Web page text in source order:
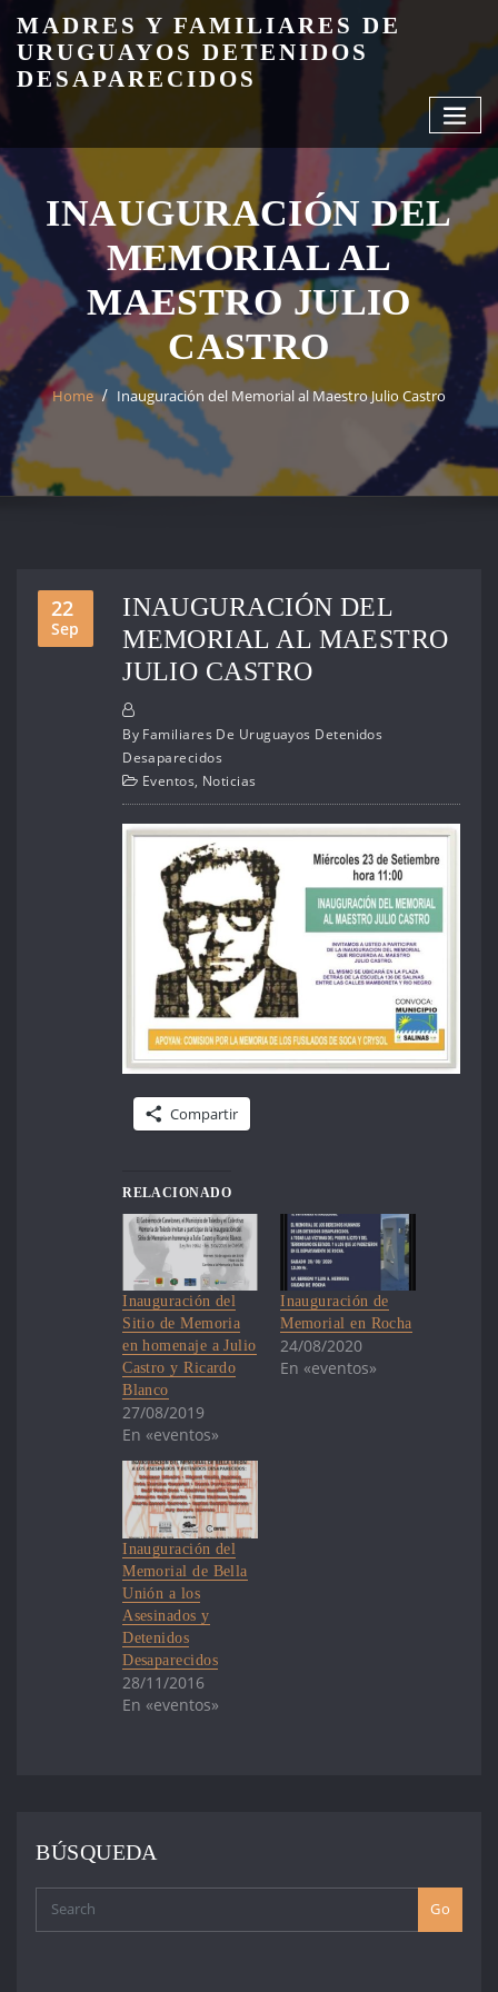
content
MADRES Y FAMILIARES DE
URUGUAYOS DETENIDOS
DESAPARECIDOS
INAUGURACIÓN DEL
MEMORIAL AL
MAESTRO JULIO
CASTRO
Home Inauguración del Memorial al Maestro Julio Castro
22
Sep
INAUGURACIÓN DEL
MEMORIAL AL MAESTRO
JULIO CASTRO
By Familiares De Uruguayos Detenidos
Desaparecidos
Eventos, Noticias
Compartir
RELACIONADO
Inauguración del
Sitio de Memoria
en homenaje a Julio
Castro y Ricardo
Blanco
27/08/2019
En «eventos»
Inauguración de
Memorial en Rocha
24/08/2020
En «eventos»
Inauguración del
Memorial de Bella
Unión a los
Asesinados y
Detenidos
Desaparecidos
28/11/2016
En «eventos»
BÚSQUEDA
Go